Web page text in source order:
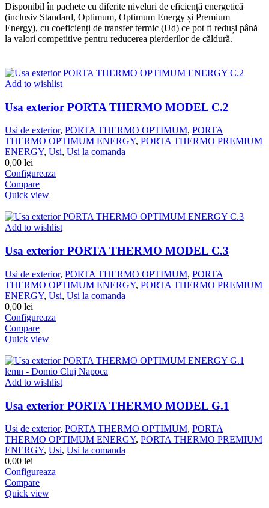
Disponibil în pachete cu diferite niveluri de eficiență energetică
(inclusiv Standard, Optimum, Optimum Energy și Premium
Energy), cu coeficienți de transfer termic (Ud) ce pot fi reduși până
la valori competitive pentru reducerea pierderilor de căldură.
Add to wishlist
Usa exterior PORTA THERMO MODEL C.2
Usi de exterior, PORTA THERMO OPTIMUM, PORTA
THERMO OPTIMUM ENERGY, PORTA THERMO PREMIUM
ENERGY, Usi, Usi la comanda
0,00 lei
Configureaza
Compare
Quick view
Add to wishlist
Usa exterior PORTA THERMO MODEL C.3
Usi de exterior, PORTA THERMO OPTIMUM, PORTA
THERMO OPTIMUM ENERGY, PORTA THERMO PREMIUM
ENERGY, Usi, Usi la comanda
0,00 lei
Configureaza
Compare
Quick view
Add to wishlist
Usa exterior PORTA THERMO MODEL G.1
Usi de exterior, PORTA THERMO OPTIMUM, PORTA
THERMO OPTIMUM ENERGY, PORTA THERMO PREMIUM
ENERGY, Usi, Usi la comanda
0,00 lei
Configureaza
Compare
Quick view